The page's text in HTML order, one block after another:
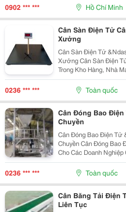
0902 *** *** Hồ Chí Minh
Cân Sàn Điện Tử
Xưởng
Cân Sàn Điện Tử
Xưởng Cân Sàn Điện Tử Được Sử Dụng Rộng Rãi
Trong Kho Hàng, Nhà
Tâm Logistics Nhờ Khả
Pallet Và Xe Đẩy Thuận Tiện. Nam Lộc Cung
Lắp Đặt...
0236 *** *** Toàn quốc
Cân Đóng Bao
Chuyền
Cân Đóng Bao Điện Tử
Chuyền Cân Đóng Bao Điện Tử Là Giải Pháp Phù Hợp
Cho Các Doanh
Nhanh, Chính Xác Và
Thủ Công. Nam Lộc Chuyên Thiết Kế &Ndash; Chế Tạo
&Ndash;...
0236 *** *** Toàn quốc
Cân Băng Tải Điện
Liên Tục